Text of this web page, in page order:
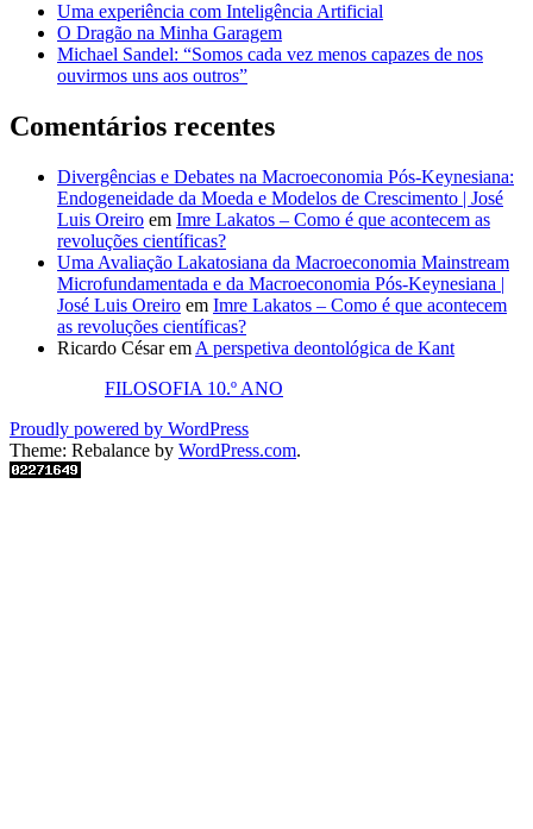
Uma experiência com Inteligência Artificial
O Dragão na Minha Garagem
Michael Sandel: “Somos cada vez menos capazes de nos
ouvirmos uns aos outros”
Comentários recentes
Divergências e Debates na Macroeconomia Pós-Keynesiana:
Endogeneidade da Moeda e Modelos de Crescimento | José
Luis Oreiro em Imre Lakatos – Como é que acontecem as
revoluções científicas?
Uma Avaliação Lakatosiana da Macroeconomia Mainstream
Microfundamentada e da Macroeconomia Pós-Keynesiana |
José Luis Oreiro em Imre Lakatos – Como é que acontecem
as revoluções científicas?
Ricardo Césarem A perspetiva deontológica de Kant
FILOSOFIA 10.º ANO
Proudly powered by WordPress
Theme: Rebalance by WordPress.com.